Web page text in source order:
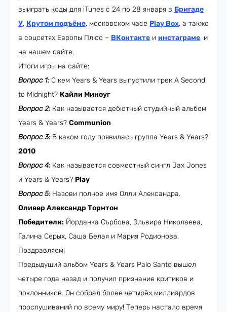
выиграть коды для iTunes с 24 по 28 января в Бригаде
У, Крутом подъёме, московском часе Play Box, а также
в соцсетях Европы Плюс – ВКонтакте и инстаграме, и
на нашем сайте.
Итоги игры на сайте:
Вопрос 1:С кем Years & Years выпустили трек A Second
to Midnight? Кайли Миноуг
Вопрос 2: Как называется дебютный студийный альбом
Years & Years? Communion
Вопрос 3: В каком году появилась группа Years & Years?
2010
Вопрос 4:Как называется совместный сингл Jax Jones
и Years & Years? Play
Вопрос 5:Назови полное имя Олли Александра.
Оливер Александр Торнтон
Победители: Йорданка Сърбова, Эльвира Николаева,
Галина Серых, Саша Белая и Мария Родионова.
Поздравляем!
Предыдущий альбом Years & Years Palo Santo вышел
четыре года назад и получил признание критиков и
поклонников. Он собрал более четырёх миллиардов
прослушиваний по всему миру! Теперь настало время